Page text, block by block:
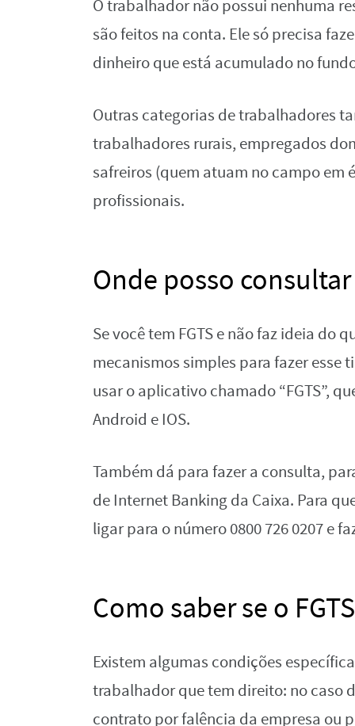
O trabalhador não possui nenhuma
são feitos na conta. Ele só precisa
dinheiro que está acumulado no
Outras categorias de trabalhadores
trabalhadores rurais, empregados
safreiros (quem atuam no campo em
profissionais.
Onde posso
Se você tem FGTS e não faz ideia do
mecanismos simples para fazer esse
usar o aplicativo chamado “FGTS”,
Android e IOS.
Também dá para fazer a consulta,
de Internet Banking da Caixa. Para
ligar para o número 0800 726 0207 e
Como saber se o
Existem algumas condições
trabalhador que tem direito: no caso
contrato por falência da empresa ou